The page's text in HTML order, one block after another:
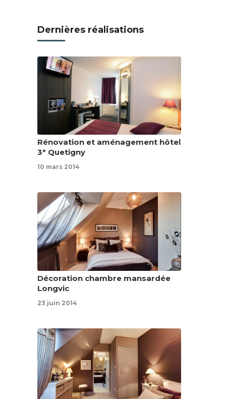
Dernières réalisations
Rénovation et aménagement hôtel
3* Quetigny
10 mars 2014
Décoration chambre mansardée
Longvic
23 juin 2014